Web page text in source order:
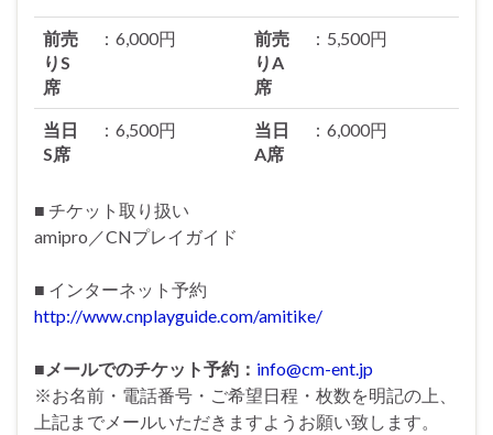
前売
りS
席
：6,000円
前売
りA
席
：5,500円
当日
S席
：6,500円
当日
A席
：6,000円
■ チケット取り扱い
amipro／CNプレイガイド
■ インターネット予約
http://www.cnplayguide.com/amitike/
■メールでのチケット予約： info@cm-ent.jp
※お名前・電話番号・ご希望日程・枚数を明記の上、
上記までメールいただきますようお願い致します。